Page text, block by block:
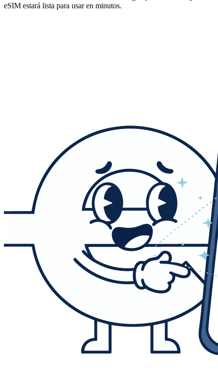
eSIM estará lista para usar en minutos.